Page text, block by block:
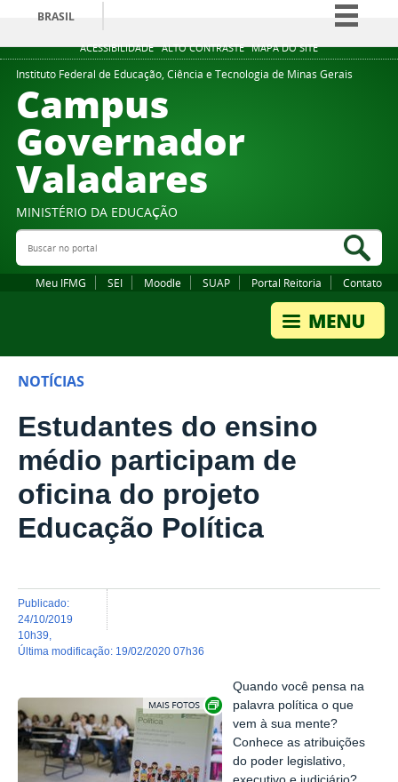
ACESSIBILIDADE ALTO CONTRASTE MAPA DO SITE
BRASIL
Simplifique!
Comunica BR
Instituto Federal de Educação, Ciência e Tecnologia de Minas Gerais
Campus
Governador
Valadares
MINISTÉRIO DA EDUCAÇÃO
Buscar no portal
Meu IFMG SEI Moodle SUAP Portal Reitoria Contato
NOTÍCIAS
Estudantes do ensino
médio participam de
oficina do projeto
Educação Política
publicado:
24/10/2019
10h39
última modificação: 19/02/2020 07h36
Exibir carrossel de imagens
Quando você pensa na
palavra política o que
vem à sua mente?
Conhece as atribuições
do poder legislativo,